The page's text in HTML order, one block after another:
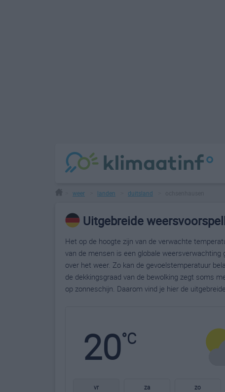
weer landen duitsland
Uitgebreide
Het op de hoogte zijn van de verwachte
van de mensen is een globale
over het weer. Zo kan de gevoelstemperatuur
de dekkingsgraad van de bewolking zegt soms
op zonneschijn. Daarom vind je hier de
20°C
vr za zo